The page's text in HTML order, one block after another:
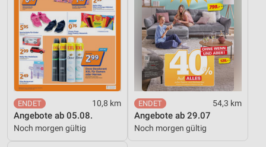
10,8 km
Angebote ab 05.08.
Noch morgen gültig
54,3 km
Angebote ab 29.07
Noch morgen gültig